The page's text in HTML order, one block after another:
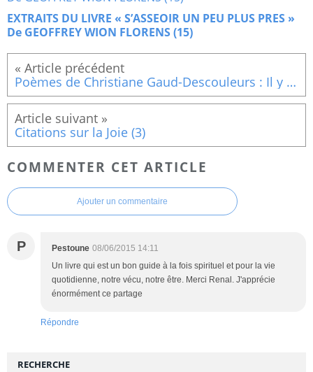
EXTRAITS DU LIVRE « S’ASSEOIR UN PEU PLUS PRES »
De GEOFFREY WION FLORENS (15)
Poèmes de Christiane Gaud-Descouleurs : Il y a des soleils
Citations sur la Joie (3)
COMMENTER CET ARTICLE
Ajouter un commentaire
P Pestoune 08/06/2015 14:11
Un livre qui est un bon guide à la fois spirituel et pour la vie
quotidienne, notre vécu, notre être. Merci Renal. J'apprécie
énormément ce partage
Répondre
RECHERCHE